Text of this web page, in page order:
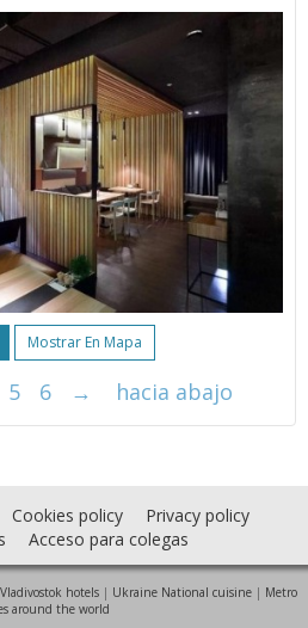
Mostrar En Mapa
5 6 → hacia abajo
Cookies policy
Privacy policy
Acceso para colegas
Vladivostok hotels| Ukraine National cuisine| Metro
around the world